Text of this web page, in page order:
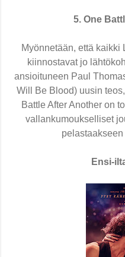
5. One
Myönnetään, että
kiinnostavat jo
ansioituneen Paul
Will Be Blood) uusin
Battle After Another on
vallankumoukselliset
Ensi-